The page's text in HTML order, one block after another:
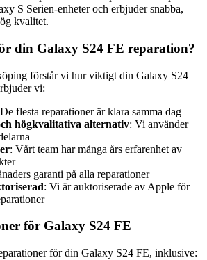
S Serien-enheter och erbjuder snabba,
kvalitet.
din Galaxy S24 FE reparation?
förstår vi hur viktigt din Galaxy S24
vi:
flesta reparationer är klara samma dag
högkvalitativa alternativ: Vi använder
: Vårt team har många års erfarenhet av
garanti på alla reparationer
: Vi är auktoriserade av Apple för
för Galaxy S24 FE
för din Galaxy S24 FE, inklusive: